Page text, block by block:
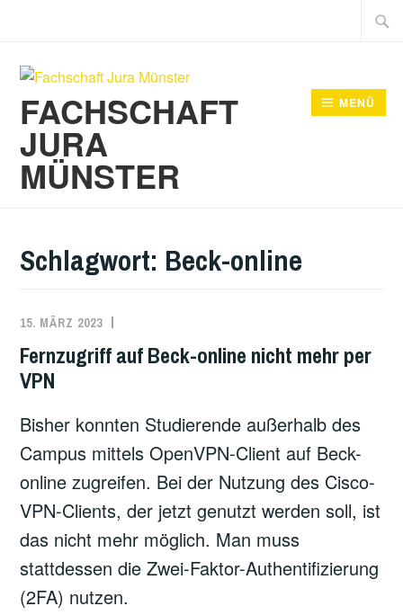
Suche
nach:
FACHSCHAFT
JURA
MÜNSTER
MENÜ
Schlagwort: Beck-online
15. MÄRZ 2023
Fernzugriff auf Beck-online nicht mehr per
VPN
Bisher konnten Studierende außerhalb des
Campus mittels OpenVPN-Client auf Beck-
online zugreifen. Bei der Nutzung des Cisco-
VPN-Clients, der jetzt genutzt werden soll, ist
das nicht mehr möglich. Man muss
stattdessen die Zwei-Faktor-Authentifizierung
(2FA) nutzen.